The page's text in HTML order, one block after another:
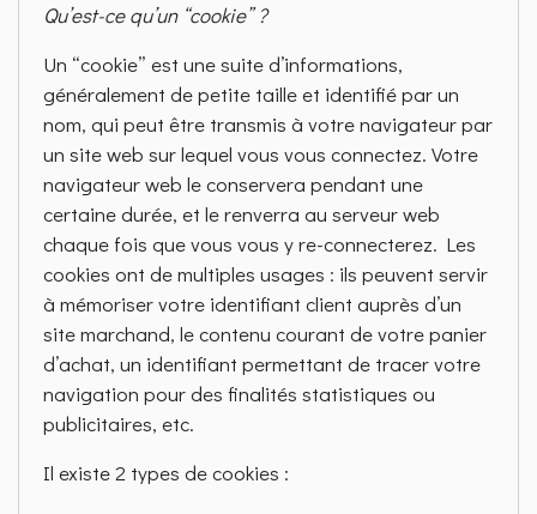
Qu’est-ce qu’un “cookie” ?
Un “cookie” est une suite d’informations,
généralement de petite taille et identifié par un
nom, qui peut être transmis à votre navigateur par
un site web sur lequel vous vous connectez. Votre
navigateur web le conservera pendant une
certaine durée, et le renverra au serveur web
chaque fois que vous vous y re-connecterez. Les
cookies ont de multiples usages : ils peuvent servir
à mémoriser votre identifiant client auprès d’un
site marchand, le contenu courant de votre panier
d’achat, un identifiant permettant de tracer votre
navigation pour des finalités statistiques ou
publicitaires, etc.
Il existe 2 types de cookies :